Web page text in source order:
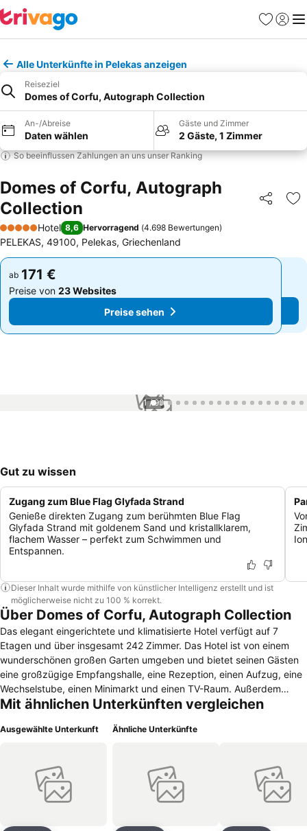
Favoriten
Alle Unterkünfte in Pelekas anzeigen
Reiseziel
Domes of Corfu, Autograph Collection
An-/Abreise
Daten wählen
Gäste und Zimmer
2 Gäste, 1 Zimmer
So beeinflussen Zahlungen an uns unser Ranking
Domes of Corfu, Autograph
Collection
Teilen
5 Sterne
Hotel 8,6 Hervorragend (4.698 Bewertungen)
PELEKAS, 49100, Pelekas, Griechenland
ab 171 €
Preise von 23 Websites
Preise sehen
ab 171 €
Preise von 23 Websites
Preise sehen
1 / 99
Gut zu wissen
Zugang zum Blue Flag Glyfada Strand
Genieße direkten Zugang zum berühmten Blue Flag
Glyfada Strand mit goldenem Sand und kristallklarem,
flachem Wasser – perfekt zum Schwimmen und
Entspannen.
Dieser Inhalt wurde mithilfe von künstlicher Intelligenz erstellt und ist
möglicherweise nicht zu 100 % korrekt.
Über Domes of Corfu, Autograph Collection
Das elegant eingerichtete und klimatisierte Hotel verfügt auf 7
Etagen und über insgesamt 242 Zimmer. Das Hotel ist von einem
wunderschönen großen Garten umgeben und bietet seinen Gästen
eine großzügige Empfangshalle, eine Rezeption, einen Aufzug, eine
Wechselstube, einen Minimarkt und einen TV-Raum. Außerdem
bietet es eine Bar, ein gemütliches klimatisiertes Restaurant mit
und ein Barbecuerestaurant für leichte Gerichte am Mittag. Als
Fahrradverleih. Die kleinen Gäste sind im Miniclub oder auf
Spielplatz willkommen. Pkws können auf dem Parkplatz abgestellt
Mit ähnlichen Unterkünften vergleichen
Ausgewählte Unterkunft Ähnliche Unterkünfte